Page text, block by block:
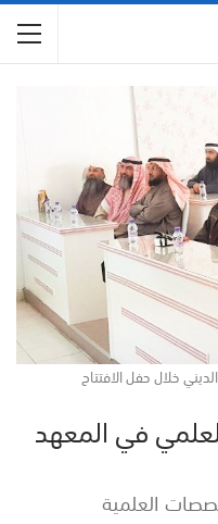
خلال حفل الافتتاح
في المعهد
العلمية